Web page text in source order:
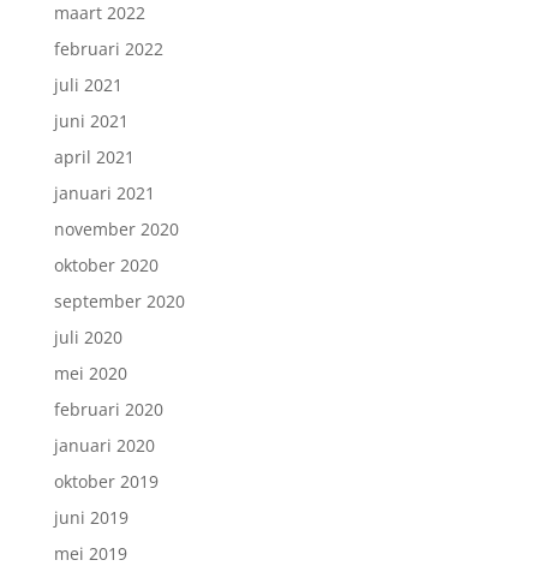
maart 2022
februari 2022
juli 2021
juni 2021
april 2021
januari 2021
november 2020
oktober 2020
september 2020
juli 2020
mei 2020
februari 2020
januari 2020
oktober 2019
juni 2019
mei 2019